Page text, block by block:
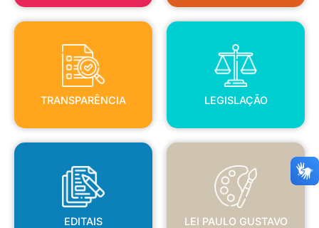
TRANSPARÊNCIA
TRANSPARÊNCIA
LEGISLAÇÃO
LEGISLAÇÃO
EDITAIS
EDITAIS
LEI PAULO GUSTAVO
LEI PAULO GUSTAVO